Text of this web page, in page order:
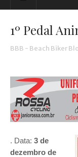
1º Pedal
BBB - Beach Biker
. Data: 3 de
dezembro de